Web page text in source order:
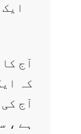
آج
کہ
آج
ہے ،